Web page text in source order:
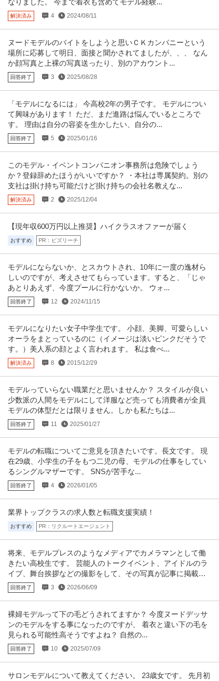
なりました。 今まで着衣も含めてモデル経験...
解決済み 4 2024/08/11
ヌードモデルのバイトをしようと思いＣＫカンパニーという
場所に応募して明日、面接と聞かされてましたが、、、 なん
か顔写真と上裸の写真送ったり、別のアカウント...
回答終了 3 2025/08/28
「モデルになるには」 今高校2年の男子です。 モデルについ
て興味があります！ ただ、まだ進路は悩んでいるところで
す。 理由は自分の容姿を生かしたい、自分の...
回答終了 5 2025/01/16
このモデル・イベントコンパニオン事務所は危険でしょう
か？登録辞めたほうがいいですか？ ・本社は専属契約。別の
支社は掛け持ち可能だけど掛け持ちの会社名教えな...
解決済み 2 2025/12/04
【現年収600万円以上推奨】ハイクラスオファーが届く
おすすめ PR：ビズリーチ
モデルにならないか、とスカウトされ、10年に一度の逸材ら
しいのですが、考えさせてもらっています。すると、「じゃ
あとりあえず、今度プールに行かないか。 ウォ...
回答終了 12 2024/11/15
モデルになりたい女子中学生です。 小顔、美脚、可愛らしい
オーラをまとっているのに（イメージは淡いピンクだそうで
す。）美人系の顔とよく言われます。 私は食べ...
解決済み 8 2015/12/29
モデルっていらない職業だと思いませんか？ スタイルが良い
少数派の人間をモデルにして洋服など売っても消費者が全員
モデルの体型だとは限りません。しかも私たちは...
回答終了 11 2025/01/27
モデルの転職についてご意見を頂きたいです。長文です。 現
在29歳、小学生の子をもつ二児の母、モデルの仕事をしてい
るシングルマザーです。 SNSが苦手な...
回答終了 4 2026/01/05
業界トップクラスの求人数と転職支援実績！
おすすめ PR：リクルートエージェント
将来、モデルプレスのようなメディアでカメラマンとして働
きたい高校生です。 芸能人のトークイベント、アイドルのラ
イブ、舞台挨拶などの撮影をして、その写真が記事に掲載さ
れるような仕事に憧れています。
回答終了 3 2026/06/09
裸婦モデルって下の毛どうされてますか？ 今度ヌードデッサ
ンのモデルをする事になったのですが、 着衣と違い下の毛を
見られる可能性高そうですよね？ 自然の...
回答終了 10 2025/07/09
サロンモデルについて教えてください。 23歳女です。 先月初